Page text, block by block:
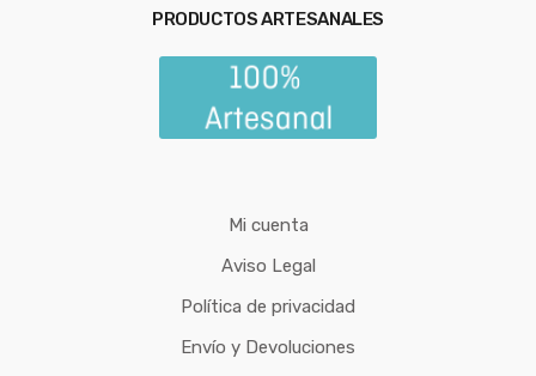
PRODUCTOS ARTESANALES
Mi cuenta
Aviso Legal
Política de privacidad
Envío y Devoluciones